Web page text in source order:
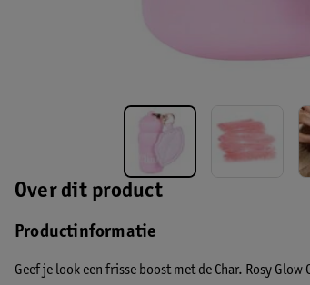
Over dit product
Productinformatie
Geef je look een frisse boost met de Char. Rosy